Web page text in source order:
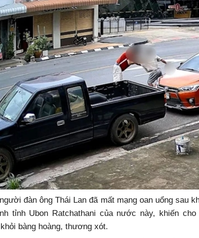
đàn ông Thái Lan đã mất mạng oan uổng sau
tỉnh Ubon Ratchathani của nước này, khiến
bàng hoàng, thương xót.